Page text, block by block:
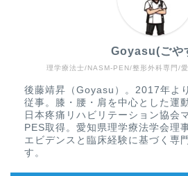
理学療法士/NASM-PEN/整形外科専門/
Goyasu(ごや
後藤靖昇（Goyasu）。2017年よ
従事。膝・腰・肩を中心とした運
日本疼痛リハビリテーション協会
PES取得。愛知県理学療法学会理
エビデンスと臨床経験に基づく専
す。